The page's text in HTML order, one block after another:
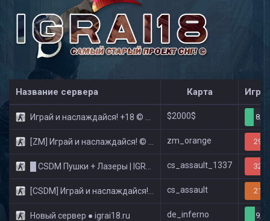
Название сервера Карта
Играй и наслаждайся! +18 © Public $2000$ 8/
[ZM] Играй и наслаждайся! © Zombie Show zm_orange 29/
█ CSDM Пушки + Лазеры | IGRAI18.RU ツ █ cs_assault_1337 32/
[CSDM] Играй и наслаждайся! © Classic cs_assault 21/
Новый сервер ● igrai18.ru de_inferno 9/